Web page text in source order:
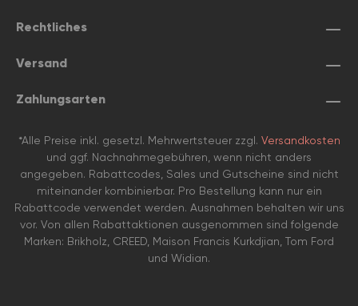
Rechtliches
Versand
Zahlungsarten
*Alle Preise inkl. gesetzl. Mehrwertsteuer zzgl. Versandkosten
und ggf. Nachnahmegebühren, wenn nicht anders
angegeben. Rabattcodes, Sales und Gutscheine sind nicht
miteinander kombinierbar. Pro Bestellung kann nur ein
Rabattcode verwendet werden. Ausnahmen behalten wir uns
vor. Von allen Rabattaktionen ausgenommen sind folgende
Marken: Brikholz, CREED, Maison Francis Kurkdjian, Tom Ford
und Widian.